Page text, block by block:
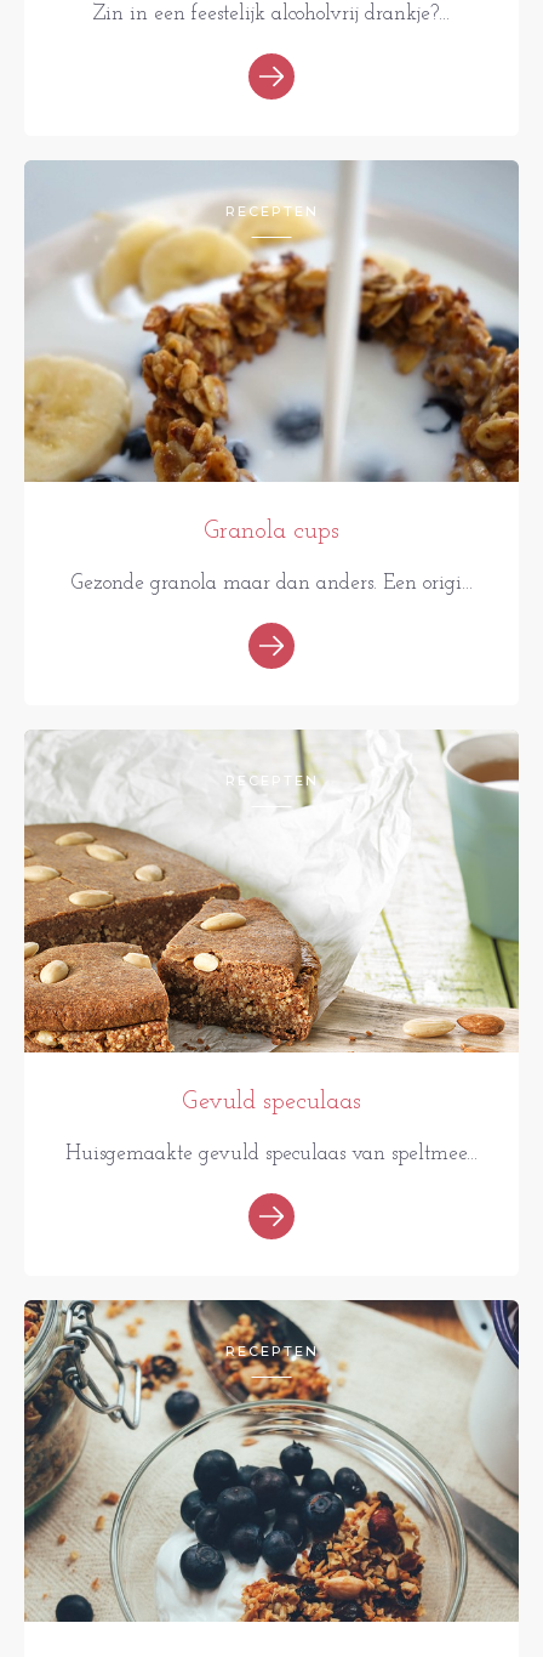
Zin in een feestelijk alcoholvrij drankje?...
RECEPTEN
Granola cups
Gezonde granola maar dan anders. Een origi...
RECEPTEN
Gevuld speculaas
Huisgemaakte gevuld speculaas van speltmee...
RECEPTEN